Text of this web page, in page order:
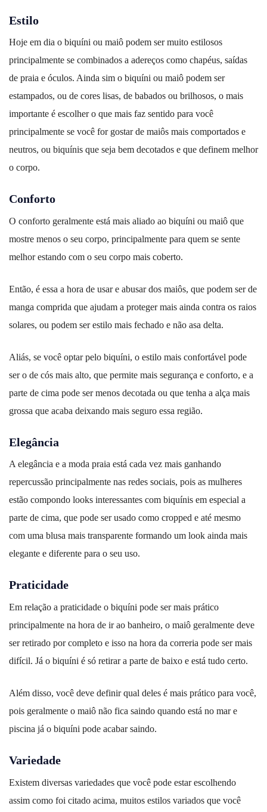
Estilo
Hoje em dia o biquíni ou maiô podem ser muito estilosos
principalmente se combinados a adereços como chapéus, saídas
de praia e óculos. Ainda sim o biquíni ou maiô podem ser
estampados, ou de cores lisas, de babados ou brilhosos, o mais
importante é escolher o que mais faz sentido para você
principalmente se você for gostar de maiôs mais comportados e
neutros, ou biquínis que seja bem decotados e que definem melhor
o corpo.
Conforto
O conforto geralmente está mais aliado ao biquíni ou maiô que
mostre menos o seu corpo, principalmente para quem se sente
melhor estando com o seu corpo mais coberto.
Então, é essa a hora de usar e abusar dos maiôs, que podem ser de
manga comprida que ajudam a proteger mais ainda contra os raios
solares, ou podem ser estilo mais fechado e não asa delta.
Aliás, se você optar pelo biquíni, o estilo mais confortável pode
ser o de cós mais alto, que permite mais segurança e conforto, e a
parte de cima pode ser menos decotada ou que tenha a alça mais
grossa que acaba deixando mais seguro essa região.
Elegância
A elegância e a moda praia está cada vez mais ganhando
repercussão principalmente nas redes sociais, pois as mulheres
estão compondo looks interessantes com biquínis em especial a
parte de cima, que pode ser usado como cropped e até mesmo
com uma blusa mais transparente formando um look ainda mais
elegante e diferente para o seu uso.
Praticidade
Em relação a praticidade o biquíni pode ser mais prático
principalmente na hora de ir ao banheiro, o maiô geralmente deve
ser retirado por completo e isso na hora da correria pode ser mais
difícil. Já o biquíni é só retirar a parte de baixo e está tudo certo.
Além disso, você deve definir qual deles é mais prático para você,
pois geralmente o maiô não fica saindo quando está no mar e
piscina já o biquíni pode acabar saindo.
Variedade
Existem diversas variedades que você pode estar escolhendo
assim como foi citado acima, muitos estilos variados que você